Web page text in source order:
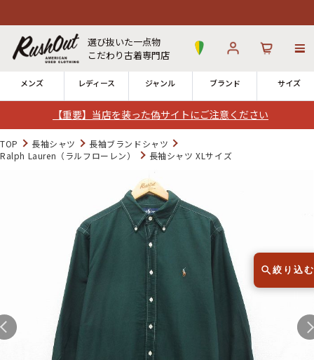
【重要】当店を装った偽サイトにご注意ください
選び抜いた一点物
こだわり古着専門店
メンズ レディース ジャンル ブランド サイズ
ログイン
12時までのご注文で当日出荷！
※対応不可：日祝、長期休暇、セール
Search by Hotword 今週のHOTワード（7/29〜8/4）
Tシャツ USA製 スターウォーズ
ラルフローレン 大きいサイズ
TOP 長袖シャツ
長袖ブランドシャツ
Ralph Lauren（ラルフローレン）
長袖シャツ XLサイズ
絞り込む